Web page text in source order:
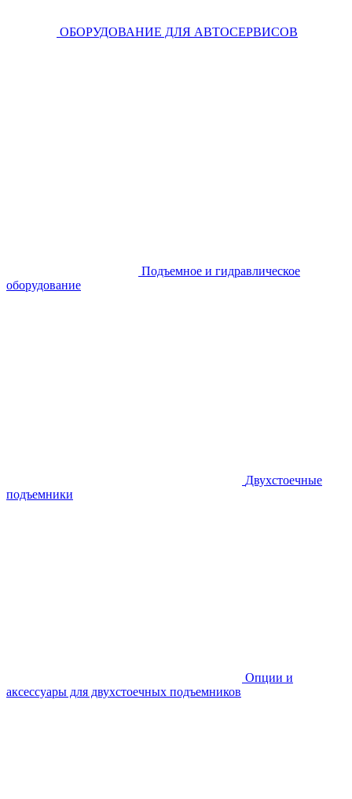
ОБОРУДОВАНИЕ ДЛЯ АВТОСЕРВИСОВ
Подъемное и гидравлическое
оборудование
Двухстоечные
подъемники
Опции и
аксессуары для двухстоечных подъемников